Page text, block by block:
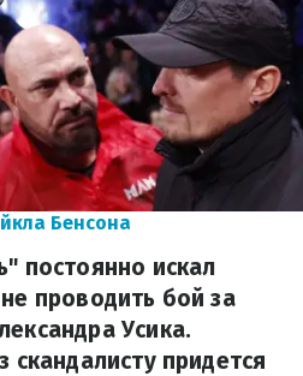
Бенсона
постоянно искал
проводить бой за
Усика.
скандалисту придется